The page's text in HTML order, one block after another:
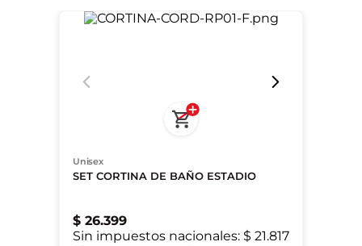
Unisex
SET CORTINA DE BAÑO ESTADIO
$ 26.399
Sin impuestos nacionales: $ 21.817
Único